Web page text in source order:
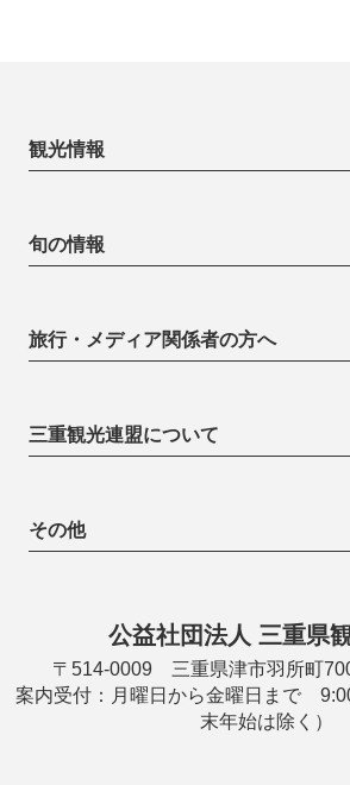
観光情報
旬の情報
旅行・メディア関係者の方へ
三重観光連盟について
その他
公益社団法人 三重県
〒514-0009 三重県津市羽所町
案内受付：月曜日から金曜日まで
末年始は除く）